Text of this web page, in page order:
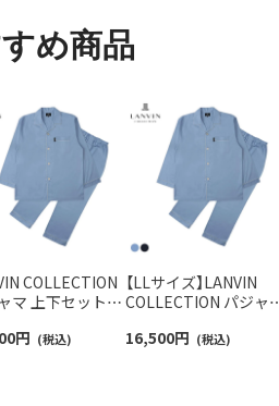
め商品
COLLECTION
マ 上下セット
長袖 長丈パン
円 (税込)
【LLサイズ】LANVIN
COLLECTION パジャ
無地 長袖 長丈パンツ
16,500円 (税込)